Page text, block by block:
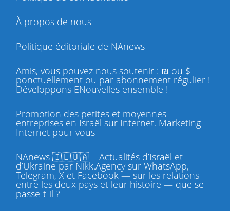
À propos de nous
Politique éditoriale de NAnews
Amis, vous pouvez nous soutenir : ₪ ou $ —
ponctuellement ou par abonnement régulier !
Développons ENouvelles ensemble !
Promotion des petites et moyennes
entreprises en Israël sur Internet. Marketing
Internet pour vous
NAnews 🇮🇱🇺🇦 – Actualités d’Israël et
d’Ukraine par Nikk.Agency sur WhatsApp,
Telegram, X et Facebook — sur les relations
entre les deux pays et leur histoire — que se
passe-t-il ?